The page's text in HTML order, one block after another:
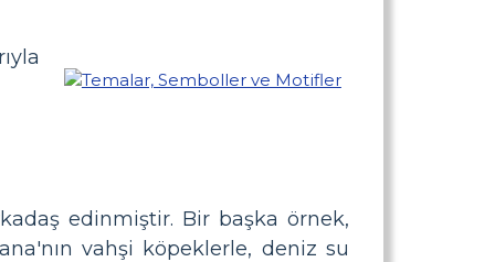
edinmiştir. Bir başka örnek,
vahşi köpeklerle, deniz su